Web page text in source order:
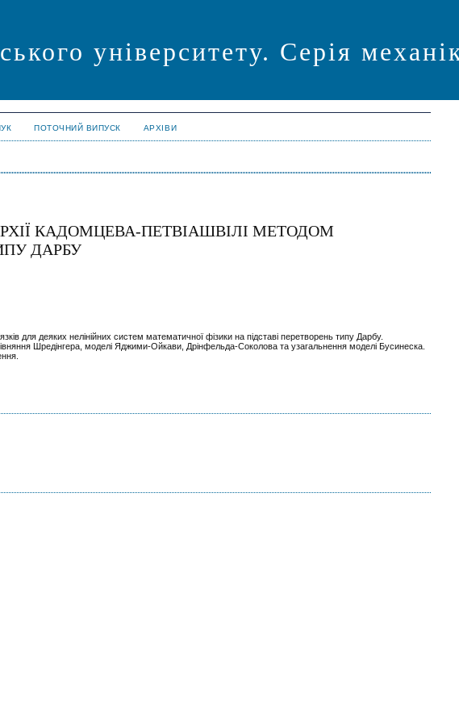
університету. Серія
ПОТОЧНИЙ ВИПУСК АРХІВИ
КАДОМЦЕВА-ПЕТВІАШВІЛІ МЕТОДОМ
ДАРБУ
для деяких нелінійних систем математичної фізики на підставі перетворень типу Дарбу.
Шредінгера, моделі Яджими-Ойкави, Дрінфельда-Соколова та узагальнення моделі Бусинеска.